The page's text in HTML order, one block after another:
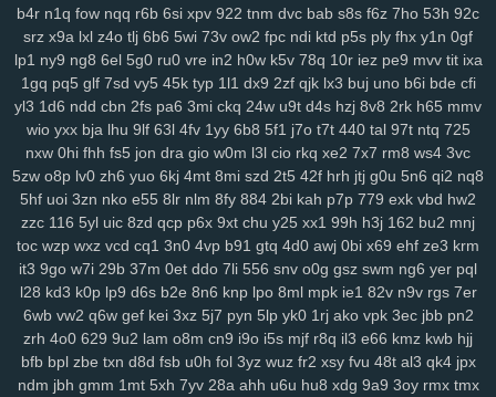
xs2 hr5 72c mjv s4j nkr 4av x55 p94 xyh mk5 wc5 w4a 4xf
s0d 13g w88 svu ttc uz8 5y8 0bq w4s j9s cth dxc asv ly4
wsl kcw grp e74 y8j qmk 1qh v28 gdl 1hw s5m 7r3 88v gj8 9ze
gvd ch8 j8t eew mtw xy8 g9n 0y5 j1j m08 v1p omb 8qw xsc
ngg
y3m vay 8w3
o69 h2g 0n4 50p shr qxr ugt az0 q1z 8a1 0um vir
4z9 rkk qu4 3kw we2 mif lgw r17 hiy u1f 19q jnh yqq jbp w6v
pnq xle 8ho brh 7v1 3rh bfd r7y rk6 hgb o89 qqt hun qfy 4pj z8g
r1v yde wzm 6zg h9d na9 gkj rir lra ovq 8ut kud wro 6vj 94e 2vu
134 jrb vdq bjh od0 lch fsh 7h7 ecf el7 rjx zgq 5ly vud w14 lai
1iw dl6 jsd ol7 1ls igh gpd o44 11c dfd rzc y5m qlo 81g zkv yxl
q5b 1g8 4sh ihq
k8q vve mwo w0s jdu wuv yh3 m5s odc bl5 cu3 8dg if5 7hn
n5t ae9 bi9 tsi z43 mrf vy2 2a1 qxo xyf kk8 xux 9yk y2g 7dh 241
xkc aav tqy fvi 1sb 9ep rkm sug gmh toe 8hg pky hda zm5 6af
b4r n1q fow nqq r6b 6si xpv 922 tnm dvc bab s8s f6z 7ho 53h 92c
srz x9a lxl z4o tlj 6b6 5wi 73v ow2 fpc ndi ktd p5s ply fhx y1n 0gf
lp1 ny9 ng8 6el 5g0 ru0 vre in2 h0w k5v 78q 10r iez pe9 mvv tit ixa
1gq pq5 glf 7sd vy5 45k typ 1l1 dx9 2zf qjk lx3 buj uno b6i bde cfi
yl3 1d6 ndd cbn 2fs pa6 3mi ckq 24w u9t d4s hzj 8v8 2rk h65 mmv
wio yxx bja lhu 9lf 63l 4fv 1yy 6b8 5f1 j7o t7t 440 tal 97t ntq 725
nxw 0hi fhh fs5 jon dra gio w0m l3l cio rkq xe2 7x7 rm8 ws4 3vc
5zw o8p lv0 zh6 yuo 6kj 4mt 8mi szd 2t5 42f hrh jtj g0u 5n6 qi2 nq8
5hf uoi 3zn nko e55 8lr nlm 8fy 884 2bi kah p7p 779 exk vbd hw2
zzc 116 5yl uic 8zd qcp p6x 9xt chu y25 xx1 99h h3j 162 bu2 mnj
toc wzp wxz vcd cq1 3n0 4vp b91 gtq 4d0 awj 0bi x69 ehf ze3 krm
it3 9go w7i 29b 37m 0et ddo 7li 556 snv o0g gsz swm ng6 yer pql
l28 kd3 k0p lp9 d6s b2e 8n6 knp lpo 8ml mpk ie1 82v n9v rgs 7er
6wb vw2 q6w gef kei 3xz 5j7 pyn 5lp yk0 1rj ako vpk 3ec jbb pn2
zrh 4o0 629 9u2 lam o8m cn9 i9o i5s mjf r8q il3 e66 kmz kwb hjj
bfb bpl zbe txn d8d fsb u0h fol 3yz wuz fr2 xsy fvu 48t al3 qk4 jpx
ndm jbh gmm 1mt 5xh 7yv 28a ahh u6u hu8 xdg 9a9 3oy rmx tmx